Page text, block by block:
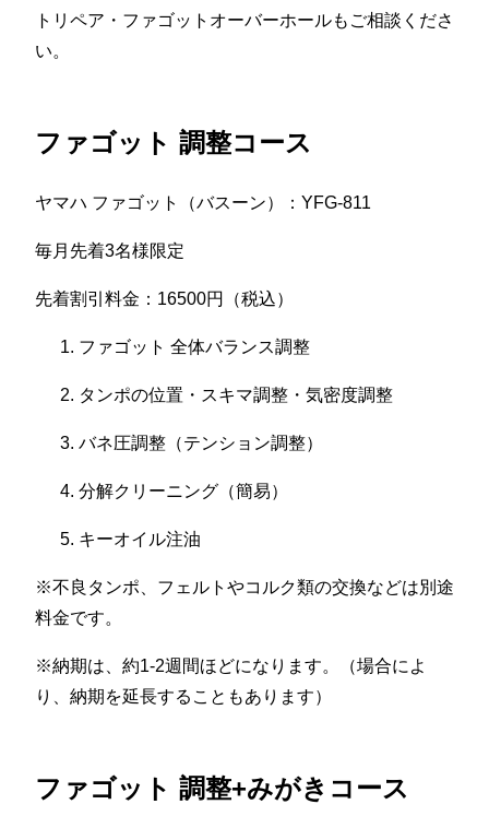
トリペア・ファゴットオーバーホールもご相談くださ
い。
ファゴット 調整コース
ヤマハ ファゴット（バスーン）：YFG-811
毎月先着3名様限定
先着割引料金：16500円（税込）
ファゴット 全体バランス調整
タンポの位置・スキマ調整・気密度調整
バネ圧調整（テンション調整）
分解クリーニング（簡易）
キーオイル注油
※不良タンポ、フェルトやコルク類の交換などは別途
料金です。
※納期は、約1-2週間ほどになります。（場合によ
り、納期を延長することもあります）
ファゴット 調整+みがきコース